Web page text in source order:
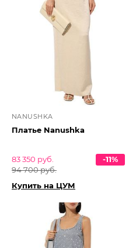
NANUSHKA
Платье Nanushka
83 350 руб.
94 700 руб.
-11%
Купить на ЦУМ